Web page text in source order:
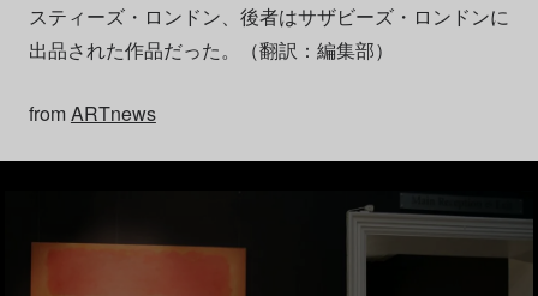
スティーズ・ロンドン、後者はサザビーズ・ロンドンに
出品された作品だった。（翻訳：編集部）
fromARTnews